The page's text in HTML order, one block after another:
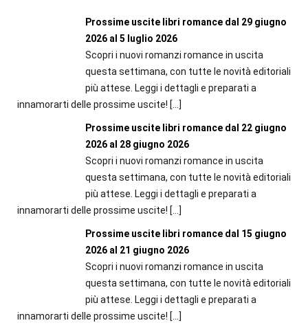
Prossime uscite libri romance dal 29 giugno
2026 al 5 luglio 2026
Scopri i nuovi romanzi romance in uscita
questa settimana, con tutte le novità editoriali
più attese. Leggi i dettagli e preparati a
innamorarti delle prossime uscite! […]
Prossime uscite libri romance dal 22 giugno
2026 al 28 giugno 2026
Scopri i nuovi romanzi romance in uscita
questa settimana, con tutte le novità editoriali
più attese. Leggi i dettagli e preparati a
innamorarti delle prossime uscite! […]
Prossime uscite libri romance dal 15 giugno
2026 al 21 giugno 2026
Scopri i nuovi romanzi romance in uscita
questa settimana, con tutte le novità editoriali
più attese. Leggi i dettagli e preparati a
innamorarti delle prossime uscite! […]